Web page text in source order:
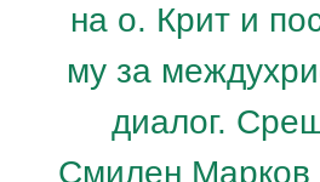
на о. Крит и
му за
диалог.
Смилен Марков